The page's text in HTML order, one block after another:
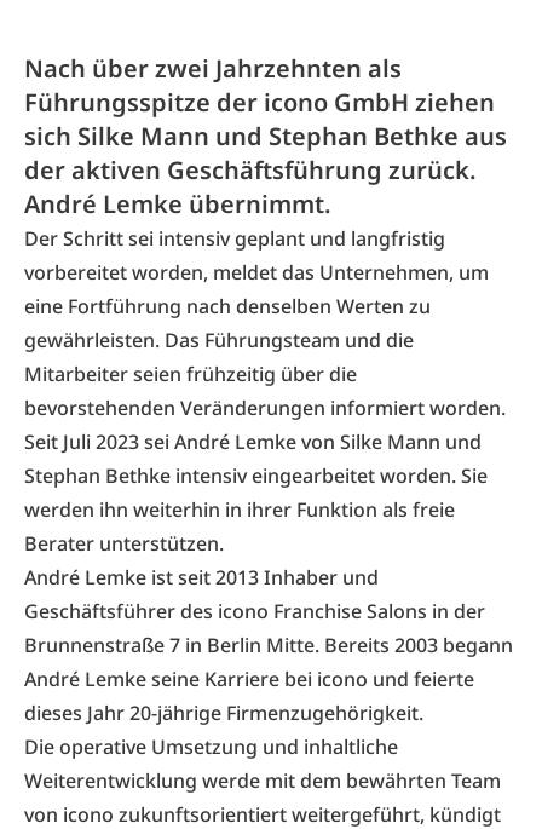
Nach über zwei Jahrzehnten als
Führungsspitze der icono GmbH ziehen
sich Silke Mann und Stephan Bethke aus
der aktiven Geschäftsführung zurück.
André Lemke übernimmt.
Der Schritt sei intensiv geplant und langfristig
vorbereitet worden, meldet das Unternehmen, um
eine Fortführung nach denselben Werten zu
gewährleisten. Das Führungsteam und die
Mitarbeiter seien frühzeitig über die
bevorstehenden Veränderungen informiert worden.
Seit Juli 2023 sei André Lemke von Silke Mann und
Stephan Bethke intensiv eingearbeitet worden. Sie
werden ihn weiterhin in ihrer Funktion als freie
Berater unterstützen.
André Lemke ist seit 2013 Inhaber und
Geschäftsführer des icono Franchise Salons in der
Brunnenstraße 7 in Berlin Mitte. Bereits 2003 begann
André Lemke seine Karriere bei icono und feierte
dieses Jahr 20-jährige Firmenzugehörigkeit.
Die operative Umsetzung und inhaltliche
Weiterentwicklung werde mit dem bewährten Team
von icono zukunftsorientiert weitergeführt, kündigt